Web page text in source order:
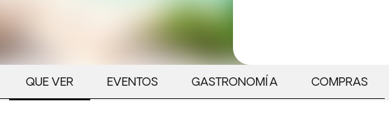
QUE VER EVENTOS GASTRONOMÍA COMPRAS